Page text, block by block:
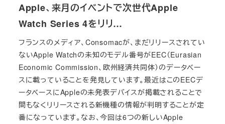
Apple、来月のイベントで次世代Apple
Watch Series 4をリリ…
フランスのメディア、Consomacが、まだリリースされてい
ないApple Watchの未知のモデル番号がEEC（Eurasian
Economic Commission、欧州経済共同体）のデータベー
スに載っていることを発見しています。最近はこのEECデ
ータベースにAppleの未発表デバイスが掲載されることで
間もなくリリースされる新機種の情報が判明することが定
番になっています。なお、今回は6つの新しいApple